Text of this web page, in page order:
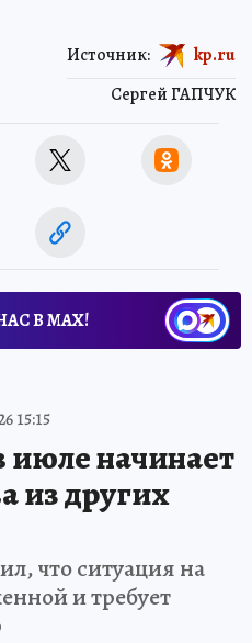
Сергей ГАПЧУК
Источник: kp.ru
В МАХ!
15:15
июле начинает
из других
что ситуация на
и требует